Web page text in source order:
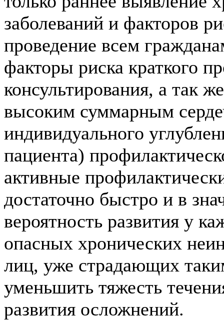
заболеваний и факторов
проведение всем
факторы риска краткого
консультирования, а так
высоким суммарным
индивидуального
пациента)
активные
достаточно быстро и в
вероятность развития у
опасных хронических
лиц, уже страдающих
уменьшить тяжесть
развития осложнений.